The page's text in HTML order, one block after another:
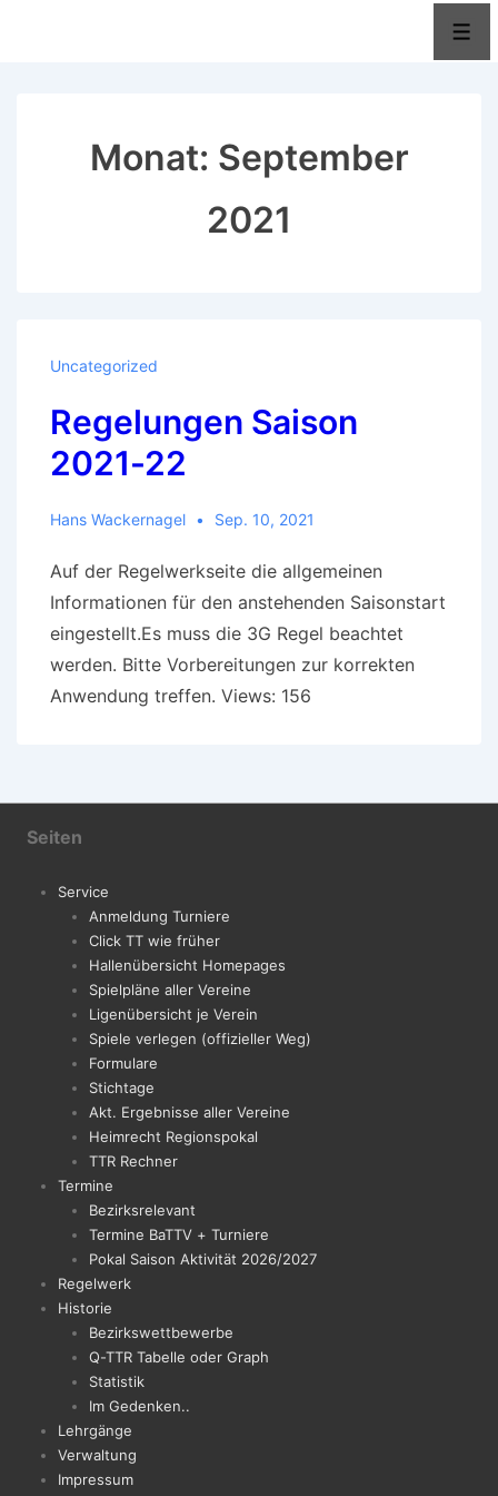
Monat: September
2021
Uncategorized
Regelungen Saison
2021-22
Hans Wackernagel Sep. 10, 2021
Auf der Regelwerkseite die allgemeinen
Informationen für den anstehenden Saisonstart
eingestellt.Es muss die 3G Regel beachtet
werden. Bitte Vorbereitungen zur korrekten
Anwendung treffen. Views: 156
Seiten
Service
Anmeldung Turniere
Click TT wie früher
Hallenübersicht Homepages
Spielpläne aller Vereine
Ligenübersicht je Verein
Spiele verlegen (offizieller Weg)
Formulare
Stichtage
Akt. Ergebnisse aller Vereine
Heimrecht Regionspokal
TTR Rechner
Termine
Bezirksrelevant
Termine BaTTV + Turniere
Pokal Saison Aktivität 2026/2027
Regelwerk
Historie
Bezirkswettbewerbe
Q-TTR Tabelle oder Graph
Statistik
Im Gedenken..
Lehrgänge
Verwaltung
Impressum